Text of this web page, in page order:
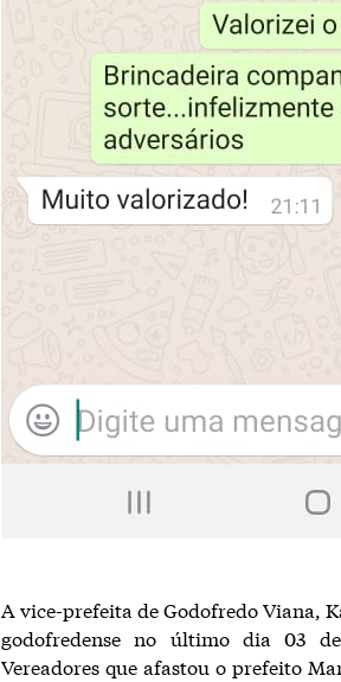
A vice-prefeita de Godofredo Viana,
godofredense no último dia 03
Vereadores que afastou o prefeito